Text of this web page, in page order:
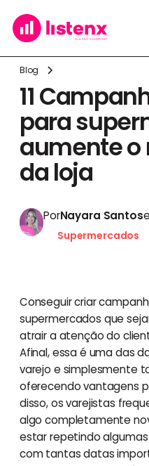
Blog
11
para
aumente
da loja
PorNayara Santos
Supermercados
Conseguir criar
supermercados que
atrair a atenção do
Afinal, essa é uma das
varejo e simplesmente
oferecendo vantagens
disso, os varejistas
algo completamente
estar repetindo
com tantas datas